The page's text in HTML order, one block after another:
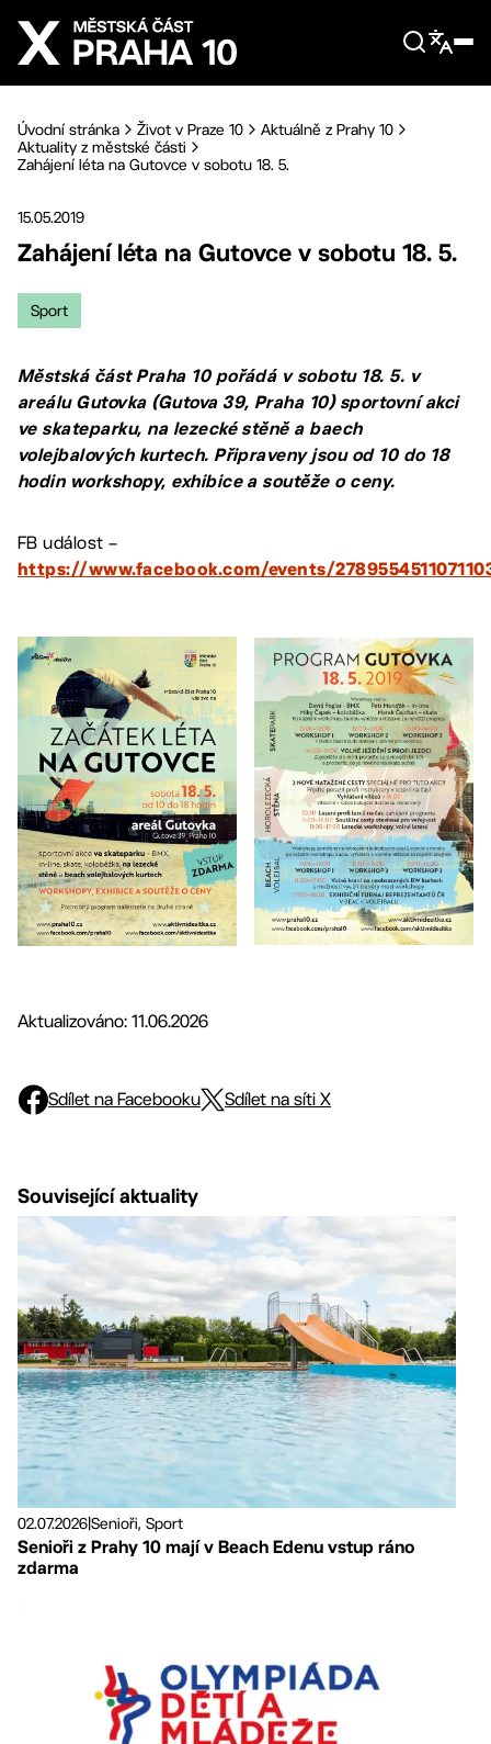
Přejít na hlavní obsah
Úvodní stránka Život v Praze 10
Aktuálně z Prahy 10
Aktuality z městské části
Zahájení léta na Gutovce v sobotu 18. 5.
15.05.2019
Zahájení léta na Gutovce v sobotu 18. 5.
Sport
Městská část Praha 10 pořádá v sobotu 18. 5. v
areálu Gutovka (Gutova 39, Praha 10) sportovní akci
ve skateparku, na lezecké stěně a baech
volejbalových kurtech. Připraveny jsou od 10 do 18
hodin workshopy, exhibice a soutěže o ceny.
FB událost –
https://www.facebook.com/events/
Aktualizováno: 11.06.2026
Sdílet na Facebooku Sdílet na síti X
Související aktuality
02.07.2026Senioři, Sport
Senioři z Prahy 10 mají v Beach Edenu vstup ráno
zdarma